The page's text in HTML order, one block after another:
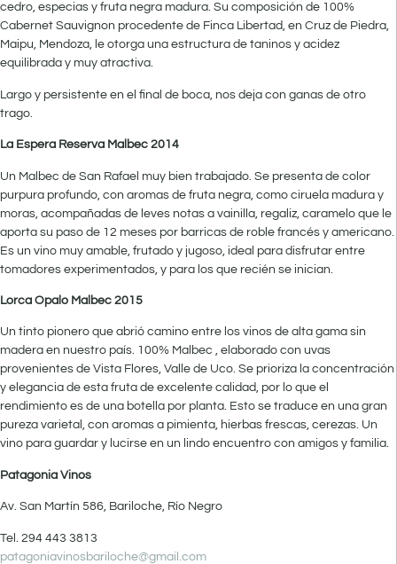
cedro, especias y fruta negra madura. Su composición de 100%
Cabernet Sauvignon procedente de Finca Libertad, en Cruz de Piedra,
Maipu, Mendoza, le otorga una estructura de taninos y acidez
equilibrada y muy atractiva.
Largo y persistente en el final de boca, nos deja con ganas de otro
trago.
La Espera Reserva Malbec 2014
Un Malbec de San Rafael muy bien trabajado. Se presenta de color
purpura profundo, con aromas de fruta negra, como ciruela madura y
moras, acompañadas de leves notas a vainilla, regaliz, caramelo que le
aporta su paso de 12 meses por barricas de roble francés y americano.
Es un vino muy amable, frutado y jugoso, ideal para disfrutar entre
tomadores experimentados, y para los que recién se inician.
Lorca Opalo Malbec 2015
Un tinto pionero que abrió camino entre los vinos de alta gama sin
madera en nuestro país. 100% Malbec , elaborado con uvas
provenientes de Vista Flores, Valle de Uco. Se prioriza la concentración
y elegancia de esta fruta de excelente calidad, por lo que el
rendimiento es de una botella por planta. Esto se traduce en una gran
pureza varietal, con aromas a pimienta, hierbas frescas, cerezas. Un
vino para guardar y lucirse en un lindo encuentro con amigos y familia.
Patagonia Vinos
Av. San Martín 586, Bariloche, Río Negro
Tel. 294 443 3813
patagoniavinosbariloche@gmail.com